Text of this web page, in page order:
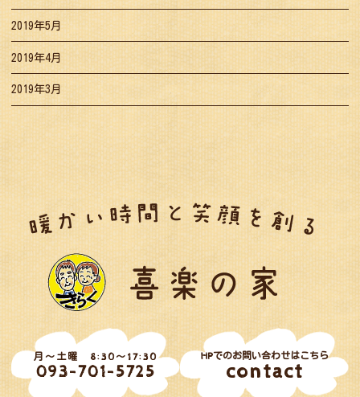
2019年5月
2019年4月
2019年3月
月～土曜 8:30～17:30
093-701-5725
HPでのお問い合わせはこちら
contact